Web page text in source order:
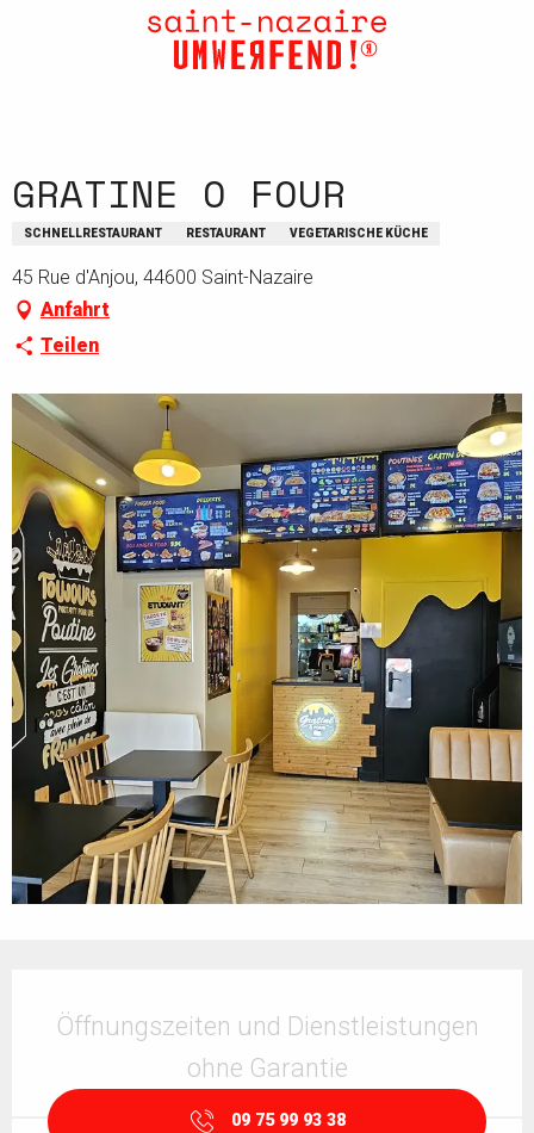
GRATINE O FOUR
SCHNELLRESTAURANT RESTAURANT VEGETARISCHE KÜCHE
45 Rue d'Anjou, 44600 Saint-Nazaire
Anfahrt
Teilen
Öffnungszeiten und Dienstleistungen
ohne Garantie
09 75 99 93 38